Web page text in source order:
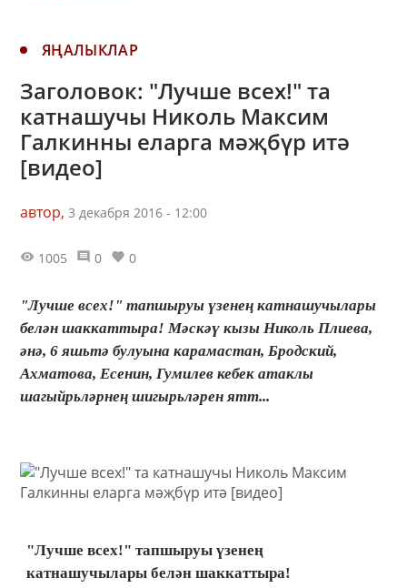
ЯҢАЛЫКЛАР
Заголовок: "Лучше всех!" та
катнашучы Николь Максим
Галкинны еларга мәҗбүр итә
[видео]
автор, 3 декабря 2016 - 12:00
1005 0 0
"Лучше всех!" тапшыруы үзенең катнашучылары
белән шаккаттыра! Мәскәү кызы Николь Плиева,
әнә, 6 яшьтә булуына карамастан, Бродский,
Ахматова, Есенин, Гумилев кебек атаклы
шагыйрьләрнең шигырьләрен ятт...
"Лучше всех!" тапшыруы үзенең
катнашучылары белән шаккаттыра!